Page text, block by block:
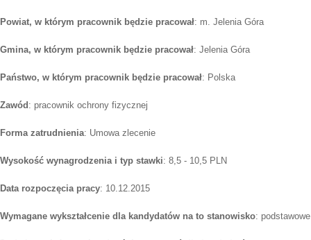
Powiat, w którym pracownik będzie pracował: m. Jelenia Góra
Gmina, w którym pracownik będzie pracował: Jelenia Góra
Państwo, w którym pracownik będzie pracował: Polska
Zawód: pracownik ochrony fizycznej
Forma zatrudnienia: Umowa zlecenie
Wysokość wynagrodzenia i typ stawki: 8,5 - 10,5 PLN
Data rozpoczęcia pracy: 10.12.2015
Wymagane wykształcenie dla kandydatów na to stanowisko: podstawowe